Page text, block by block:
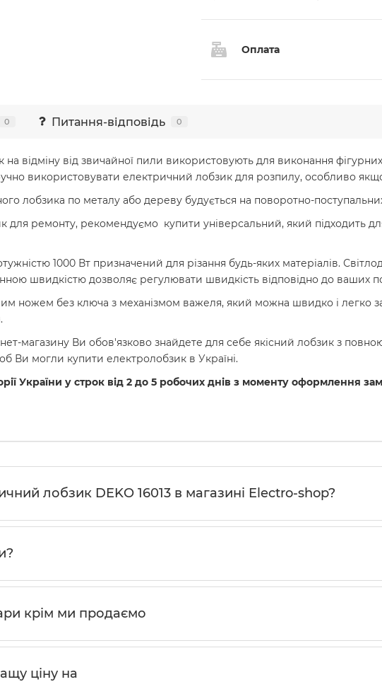
Оплата
0 Питання-відповідь 0
відміну від звичайної пили використовують для виконання
використовувати електричний лобзик для розпилу, особливо
лобзика по металу або дереву будується на поворотно-
для ремонту, рекомендуємо купити універсальний, який підходить
1000 Вт призначений для різання будь-яких матеріалів.
швидкістю дозволяє регулювати швидкість відповідно до ваших
ножем без ключа з механізмом важеля, який можна швидко і легко
магазину Ви обов'язково знайдете для себе якісний лобзик з
Ви могли купити електролобзик в Україні.
України у строк від 2 до 5 робочих днів з моменту оформлення
лобзик DEKO 16013 в магазині Electro-shop?
крім ми продаємо
ціну на